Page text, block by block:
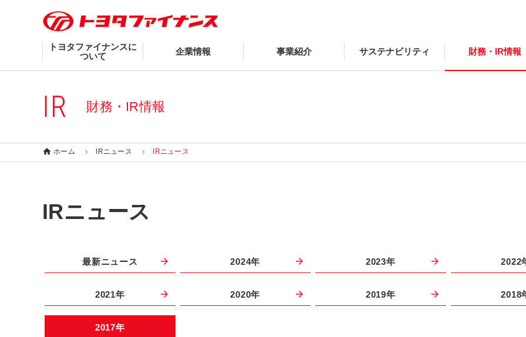
トヨタファイナンスに
ついて
企業情報 事業紹介 サステナビリティ 財務・IR情報
IR 財務・IR情報
ホーム IRニュース IRニュース
IRニュース
最新ニュース 2024年 2023年 2022
2021年 2020年 2019年 2018
2017年